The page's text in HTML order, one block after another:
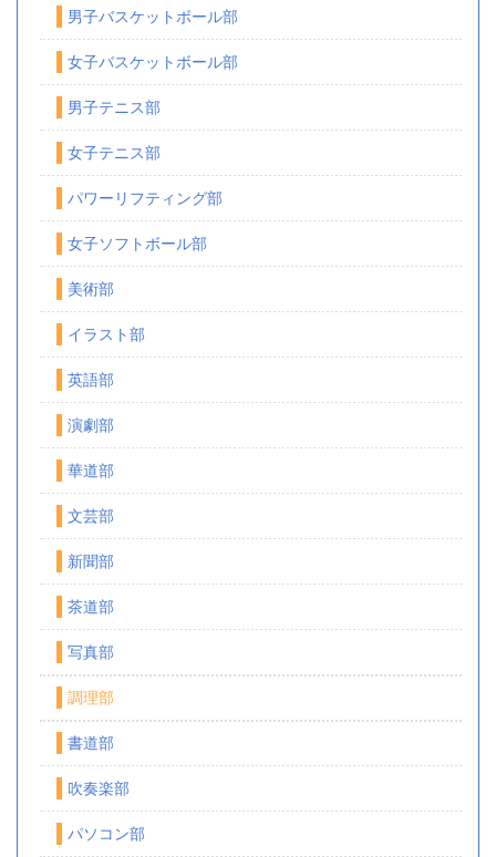
男子バスケットボール部
女子バスケットボール部
男子テニス部
女子テニス部
パワーリフティング部
女子ソフトボール部
美術部
イラスト部
英語部
演劇部
華道部
文芸部
新聞部
茶道部
写真部
調理部
書道部
吹奏楽部
パソコン部